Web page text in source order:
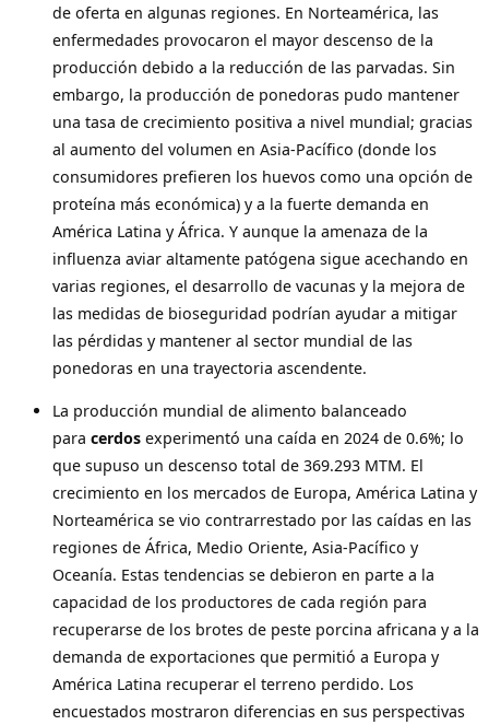
de oferta en algunas regiones. En Norteamérica, las
enfermedades provocaron el mayor descenso de la
producción debido a la reducción de las parvadas. Sin
embargo, la producción de ponedoras pudo mantener
una tasa de crecimiento positiva a nivel mundial; gracias
al aumento del volumen en Asia-Pacífico (donde los
consumidores prefieren los huevos como una opción de
proteína más económica) y a la fuerte demanda en
América Latina y África. Y aunque la amenaza de la
influenza aviar altamente patógena sigue acechando en
varias regiones, el desarrollo de vacunas y la mejora de
las medidas de bioseguridad podrían ayudar a mitigar
las pérdidas y mantener al sector mundial de las
ponedoras en una trayectoria ascendente.
La producción mundial de alimento balanceado
para cerdos experimentó una caída en 2024 de 0.6%; lo
que supuso un descenso total de 369.293 MTM. El
crecimiento en los mercados de Europa, América Latina y
Norteamérica se vio contrarrestado por las caídas en las
regiones de África, Medio Oriente, Asia-Pacífico y
Oceanía. Estas tendencias se debieron en parte a la
capacidad de los productores de cada región para
recuperarse de los brotes de peste porcina africana y a la
demanda de exportaciones que permitió a Europa y
América Latina recuperar el terreno perdido. Los
encuestados mostraron diferencias en sus perspectivas